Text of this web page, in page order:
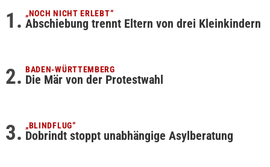
„NOCH NICHT ERLEBT“
Abschiebung trennt Eltern von drei Kleinkindern
BADEN-WÜRTTEMBERG
Die Mär von der Protestwahl
„BLINDFLUG“
Dobrindt stoppt unabhängige Asylberatung